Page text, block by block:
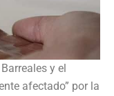
y el
afectado” por la